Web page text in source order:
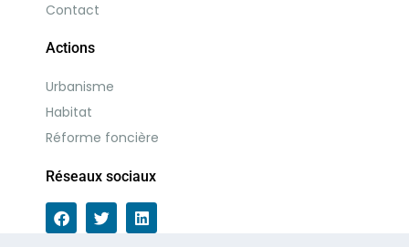
Contact
Actions
Urbanisme
Habitat
Réforme foncière
Réseaux sociaux